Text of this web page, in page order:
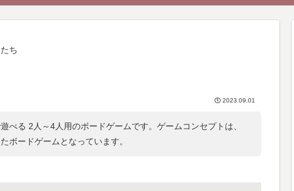
ち
2023.09.01
べる 2人～4人用のボードゲームです。ゲームコンセプトは、
ボードゲームとなっています。